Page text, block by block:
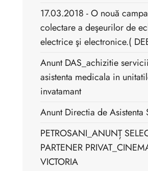
17.03.2018 - O nouă
colectare a deşeurilor de
electrice şi electronice.(
Anunt DAS_achizitie
asistenta medicala in
invatamant
Anunt Directia de Asistenta
PETROSANI_ANUNȚ
PARTENER
VICTORIA